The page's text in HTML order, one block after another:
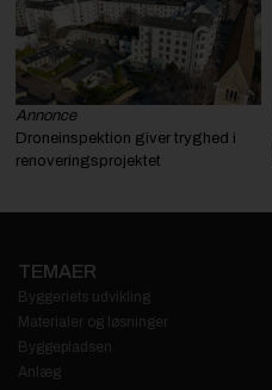
Annonce
Droneinspektion giver tryghed i
renoveringsprojektet
TEMAER
Byggeriets udvikling
Materialer og løsninger
Byggepladsen
Anlæg